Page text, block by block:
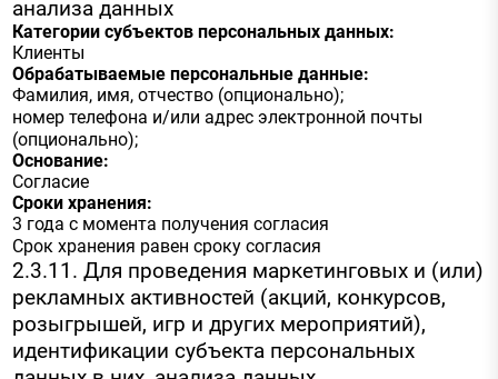
анализа данных
Категории субъектов персональных данных:
Клиенты
Обрабатываемые персональные данные:
Фамилия, имя, отчество (опционально);
номер телефона и/или адрес электронной почты
(опционально);
Основание:
Согласие
Сроки хранения:
3 года с момента получения согласия
Срок хранения равен сроку согласия
2.3.11. Для проведения маркетинговых и (или)
рекламных активностей (акций, конкурсов,
розыгрышей, игр и других мероприятий),
идентификации субъекта персональных